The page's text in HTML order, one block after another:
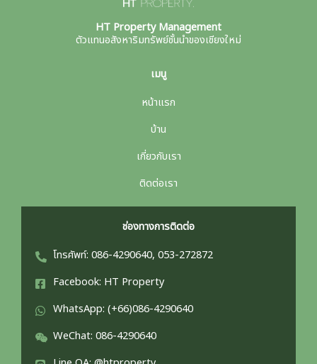
HT Property Management
ตัวแทนอสังหาริมทรัพย์ชั้นนำของเชียงใหม่
เมนู
หน้าแรก
บ้าน
เกี่ยวกับเรา
ติดต่อเรา
ช่องทางการติดต่อ
โทรศัพท์: 086-4290640, 053-272872
Facebook: HT Property
WhatsApp: (+66)086-4290640
WeChat: 086-4290640